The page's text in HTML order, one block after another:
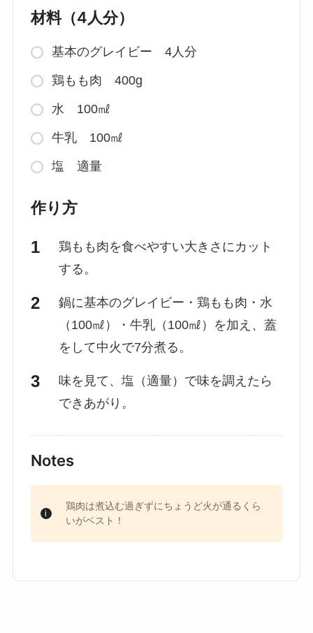
材料（4人分）
基本のグレイビー 4人分
鶏もも肉 400g
水 100㎖
牛乳 100㎖
塩 適量
作り方
鶏もも肉を食べやすい大きさにカット
する。
鍋に基本のグレイビー・鶏もも肉・水
（100㎖）・牛乳（100㎖）を加え、蓋
をして中火で7分煮る。
味を見て、塩（適量）で味を調えたら
できあがり。
Notes
鶏肉は煮込む過ぎずにちょうど火が通るくら
いがベスト！